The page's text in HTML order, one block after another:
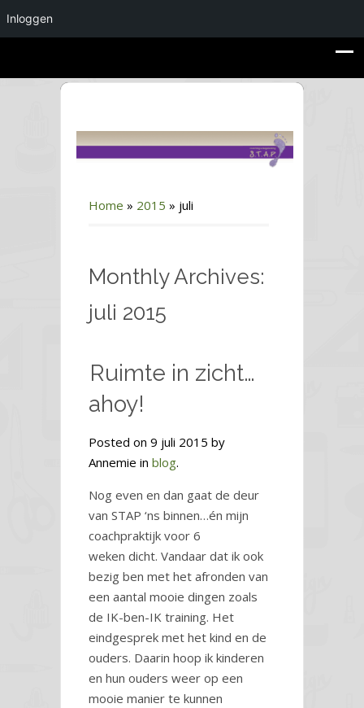
Home » 2015 » juli
Monthly Archives:
juli 2015
Ruimte in zicht…
ahoy!
Posted on 9 juli 2015 by
Annemie in blog.
Nog even en dan gaat de deur
van STAP ‘ns binnen…én mijn
coachpraktijk voor 6
weken dicht. Vandaar dat ik ook
bezig ben met het afronden van
een aantal mooie dingen zoals
de IK-ben-IK training. Het
eindgesprek met het kind en de
ouders. Daarin hoop ik kinderen
en hun ouders weer op een
mooie manier te kunnen
Inloggen